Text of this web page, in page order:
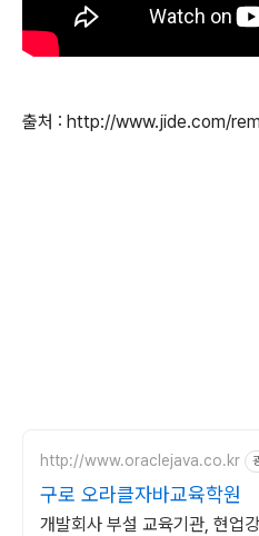
출처 : http://www.jide.com/
http://www.oraclejava.co.kr
구로 오라클자바교육학원
개발회사 부설 교육기관, 현업